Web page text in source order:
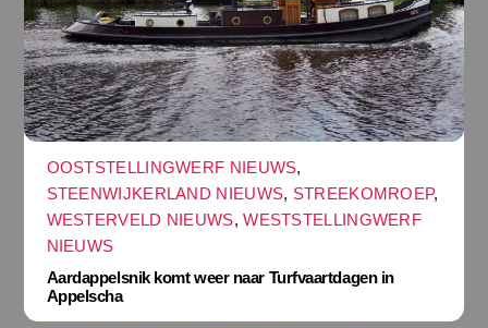
OOSTSTELLINGWERF NIEUWS,
STEENWIJKERLAND NIEUWS, STREEKOMROEP,
WESTERVELD NIEUWS,WESTSTELLINGWERF
NIEUWS
Aardappelsnik komt weer naar Turfvaartdagen in
Appelscha